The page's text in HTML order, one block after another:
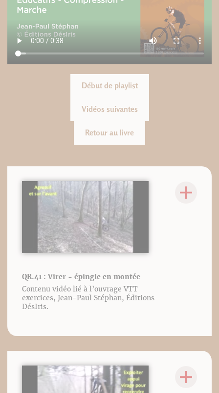
Début de playlist
Vidéos suivantes
Retour au livre
QR.41 : Virer - épingle en montée
Contenu vidéo lié à l’ouvrage VTT
exercices, Jean-Paul Stéphan, Éditions
DésIris.